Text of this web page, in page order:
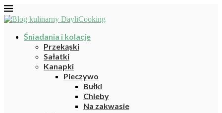
Śniadania i kolacje
Przekąski
Sałatki
Kanapki
Pieczywo
Bułki
Chleby
Na zakwasie